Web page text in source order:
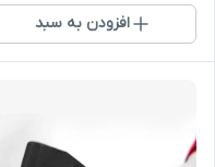
افزودن به سبد